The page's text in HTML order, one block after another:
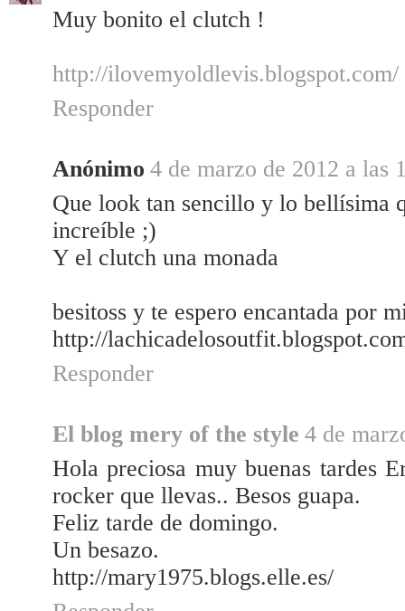
Muy bonito el clutch !
http://ilovemyoldlevis.blogspot.com/
Responder
Anónimo 4 de marzo de 2012 a las
Que look tan sencillo y lo bellísima
increíble ;)
Y el clutch una monada
besitoss y te espero encantada por
http://
Responder
El blog mery of the style 4 de
Hola preciosa muy buenas tardes
rocker que llevas.. Besos guapa.
Feliz tarde de domingo.
Un besazo.
http://mary1975.blogs.elle.es/